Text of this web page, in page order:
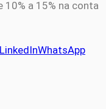
10% a 15% na conta
LinkedInWhatsApp